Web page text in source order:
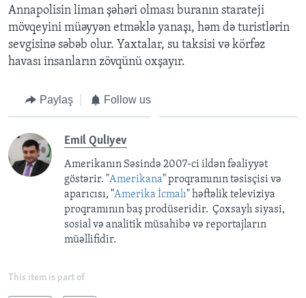
Annapolisin liman şəhəri olması buranın starateji
mövqeyini müəyyən etməklə yanaşı, həm də turistlərin
sevgisinə səbəb olur. Yaxtalar, su taksisi və körfəz
havası insanların zövqünü oxşayır.
Paylaş Follow us
Emil Quliyev
Amerikanın Səsində 2007-ci ildən fəaliyyət
göstərir. "Amerikana" proqramının təsisçisi və
aparıcısı, "Amerika İcmalı" həftəlik televiziya
proqramının baş prodüseridir. Çoxsaylı siyasi,
sosial və analitik müsahibə və reportajların
müəllifidir.
This item is part of